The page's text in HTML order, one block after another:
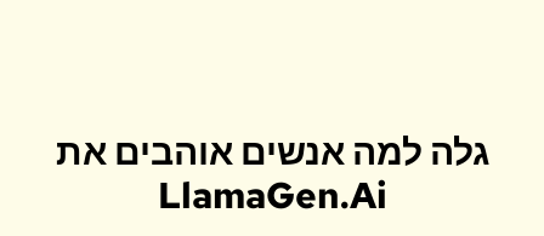
גלה למה אנשים אוהבים את
LlamaGen.Ai